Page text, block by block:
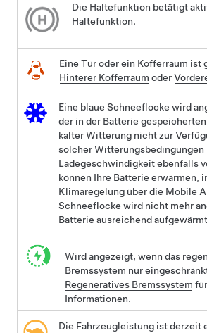
Die Haltefunktion betätigt
Haltefunktion.
Eine Tür oder ein Kofferraum
Hinterer Kofferraum oder
Eine blaue Schneeflocke wird
der in der Batterie
kalter Witterung nicht zur
solcher Witterungsbedingungen
Ladegeschwindigkeit ebenfalls
können Ihre Batterie erwärmen,
Klimaregelung über die Mobile
Schneeflocke wird nicht mehr
Batterie ausreichend
Wird angezeigt, wenn das
Bremssystem nur
Regeneratives Bremssystem
Informationen.
Die Fahrzeugleistung ist derzeit